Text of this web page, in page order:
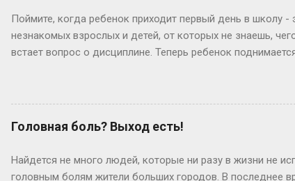
Поймите, когда ребенок приходит первый день в школу
незнакомых взрослых и детей, от которых не знаешь,
встает вопрос о дисциплине. Теперь ребенок
опаздываете в школу, может иметь смысл спросить у
или опаздываем, или ты уходишь, не позавтракав, а я
изменить ситуацию? » Очень часто дети все понимают и
собственный, Я бы советовала написать распорядок
на холодильнике, чтобы он был всегда на виду, и
втянутыми в бесконечный спор. Далеко не кажд...
Головная боль? Выход есть!
Найдется не много людей, которые ни разу в жизни не
головным болям жители больших городов. В последнее